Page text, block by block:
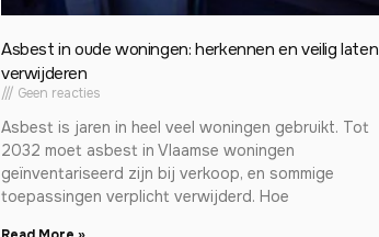
Asbest in oude woningen: herkennen en veilig laten
verwijderen
Geen reacties
Asbest is jaren in heel veel woningen gebruikt. Tot
2032 moet asbest in Vlaamse woningen
geïnventariseerd zijn bij verkoop, en sommige
toepassingen verplicht verwijderd. Hoe